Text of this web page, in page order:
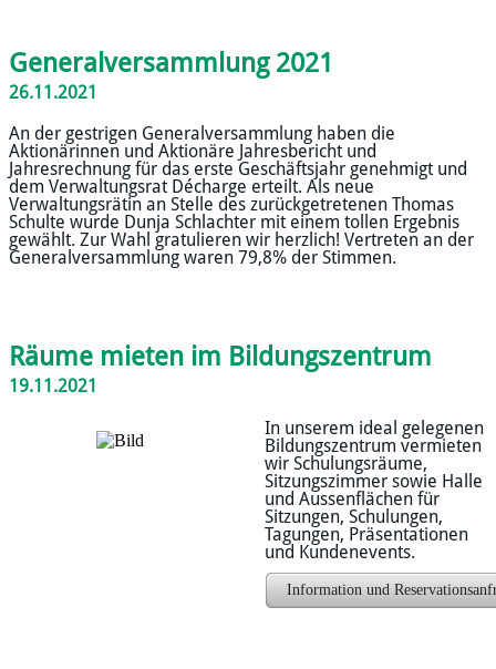
Generalversammlung 2021
​26.11.2021
An der gestrigen Generalversammlung haben die
Aktionärinnen und Aktionäre Jahresbericht und
Jahresrechnung für das erste Geschäftsjahr genehmigt und
dem Verwaltungsrat Décharge erteilt. Als neue
Verwaltungsrätin an Stelle des zurückgetretenen Thomas
Schulte wurde Dunja Schlachter mit einem tollen Ergebnis
gewählt. Zur Wahl gratulieren wir herzlich! Vertreten an der
Generalversammlung waren 79,8% der Stimmen.
Räume mieten im Bildungszentrum
19.11.2021
In unserem ideal gelegenen
Bildungszentrum vermieten
wir Schulungsräume,
Sitzungszimmer sowie Halle
und Aussenflächen für
Sitzungen, Schulungen,
Tagungen, Präsentationen
und Kundenevents.
Information und